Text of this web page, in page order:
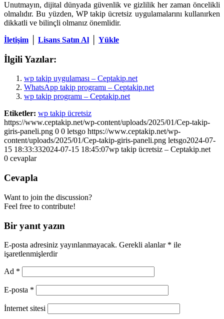
Unutmayın, dijital dünyada güvenlik ve gizlilik her zaman öncelikli
olmalıdır. Bu yüzden, WP takip ücretsiz uygulamalarını kullanırken
dikkatli ve bilinçli olmanız önemlidir.
İletişim
Lisans Satın Al Yükle
İlgili Yazılar:
wp takip uygulaması – Ceptakip.net
WhatsApp takip programı – Ceptakip.net
wp takip programı – Ceptakip.net
Etiketler: wp takip ücretsiz
https://www.ceptakip.net/wp-content/uploads/2025/01/Cep-takip-
giris-paneli.png 0 0 letsgo https://www.ceptakip.net/wp-
content/uploads/2025/01/Cep-takip-giris-paneli.png letsgo2024-07-
15 18:33:332024-07-15 18:45:07wp takip ücretsiz – Ceptakip.net
0 cevaplar
Cevapla
Want to join the discussion?
Feel free to contribute!
Bir yanıt yazın
E-posta adresiniz yayınlanmayacak. Gerekli alanlar * ile
işaretlenmişlerdir
Ad *
E-posta *
İnternet sitesi